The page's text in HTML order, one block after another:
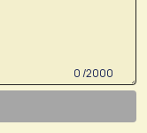
0 /2000